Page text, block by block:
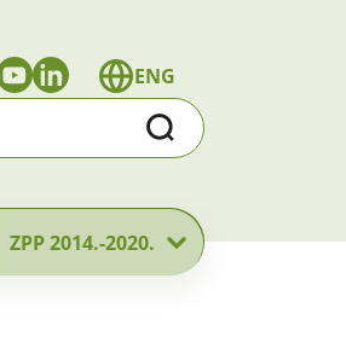
ENG
Traži
ZPP 2014.-2020.